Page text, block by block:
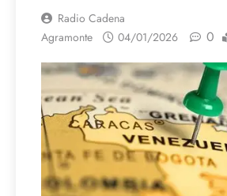
Radio Cadena
Agramonte
04/01/2026 0